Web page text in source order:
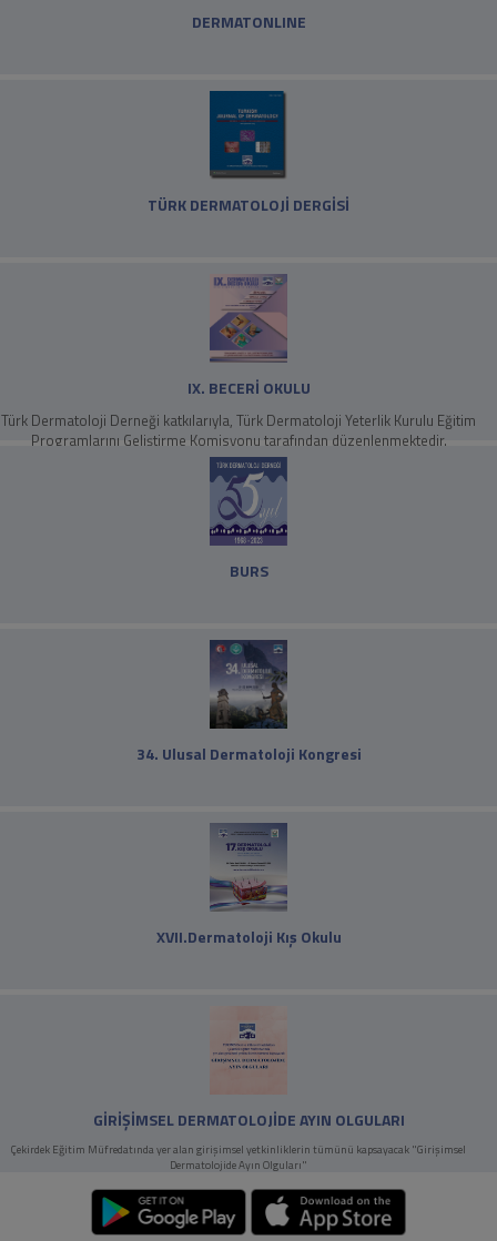
DERMATONLINE
TÜRK DERMATOLOJİ DERGİSİ
IX. BECERİ OKULU
Türk Dermatoloji Derneği katkılarıyla, Türk Dermatoloji Yeterlik Kurulu Eğitim
Programlarını Geliştirme Komisyonu tarafından düzenlenmektedir.
BURS
34. Ulusal Dermatoloji Kongresi
XVII.Dermatoloji Kış Okulu
GİRİŞİMSEL DERMATOLOJİDE AYIN OLGULARI
Çekirdek Eğitim Müfredatında yer alan girişimsel yetkinliklerin tümünü kapsayacak "Girişimsel
Dermatolojide Ayın Olguları"